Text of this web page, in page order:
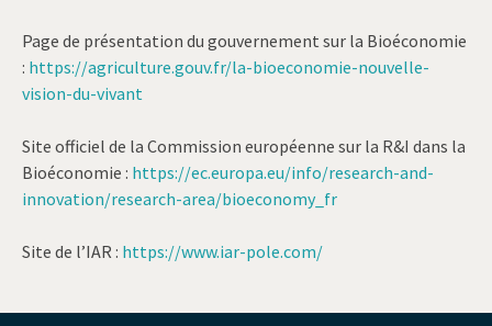
Page de présentation du gouvernement sur la Bioéconomie
: https://agriculture.gouv.fr/la-bioeconomie-nouvelle-
vision-du-vivant
Site officiel de la Commission européenne sur la R&I dans la
Bioéconomie : https://ec.europa.eu/info/research-and-
innovation/research-area/bioeconomy_fr
Site de l’IAR : https://www.iar-pole.com/